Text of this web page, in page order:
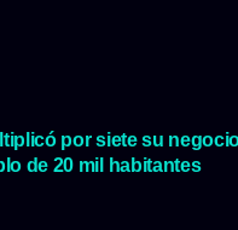
por siete su
de 20 mil habitantes